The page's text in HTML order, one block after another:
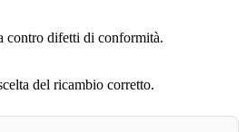
contro difetti di conformità.
del ricambio corretto.